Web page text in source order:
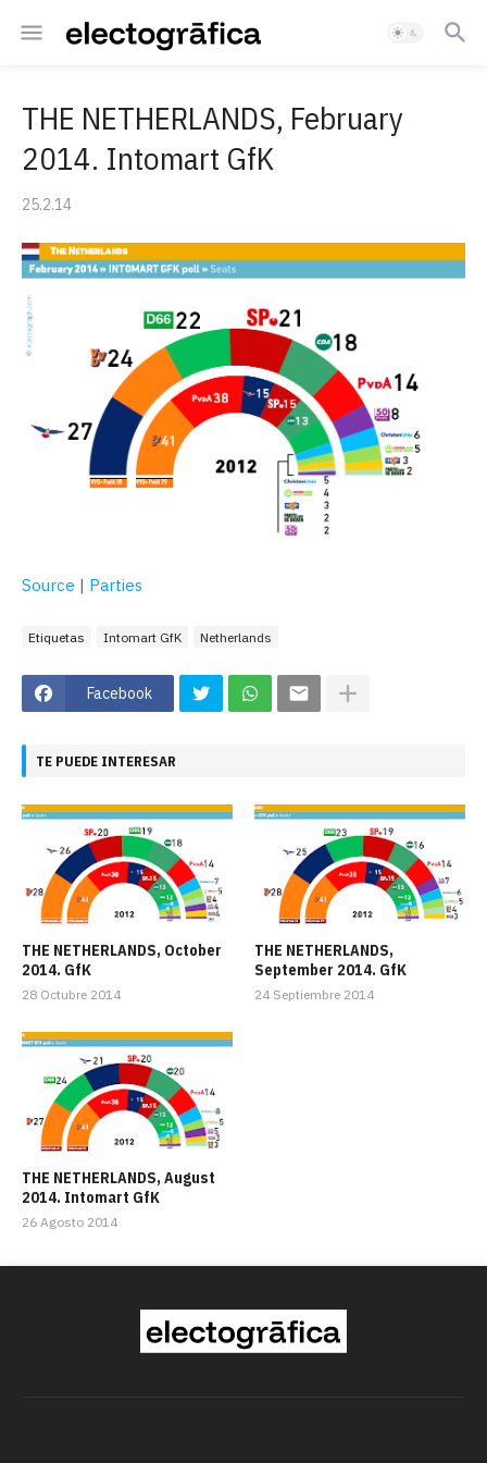
THE NETHERLANDS, February
2014. Intomart GfK
25.2.14
Source | Parties
Etiquetas Intomart GfK Netherlands
Facebook
TE PUEDE INTERESAR
THE NETHERLANDS, October
2014. GfK
28 Octubre 2014
THE NETHERLANDS,
September 2014. GfK
24 Septiembre 2014
THE NETHERLANDS, August
2014. Intomart GfK
26 Agosto 2014